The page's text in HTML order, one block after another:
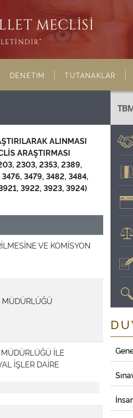
MECLİSİ
DENETİM TUTANAKLAR
ALINMASI
ARAŞTIRMASI
2303, 2353, 2389,
3479, 3482, 3484,
3922, 3923, 3924)
VE KOMİSYON
MÜDÜRLÜĞÜ
İLE
İŞLER DAİRE